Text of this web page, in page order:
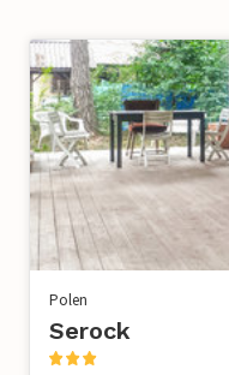
Polen
Serock